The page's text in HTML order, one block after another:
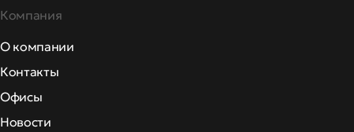
Компания
О компании
Контакты
Офисы
Новости